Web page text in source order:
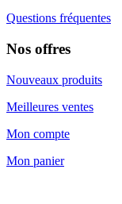
Questions fréquentes
Nos offres
Nouveaux produits
Meilleures ventes
Mon compte
Mon panier